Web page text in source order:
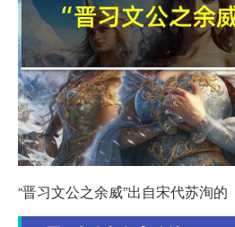
“晋习文公之余威”出自宋代苏洵的